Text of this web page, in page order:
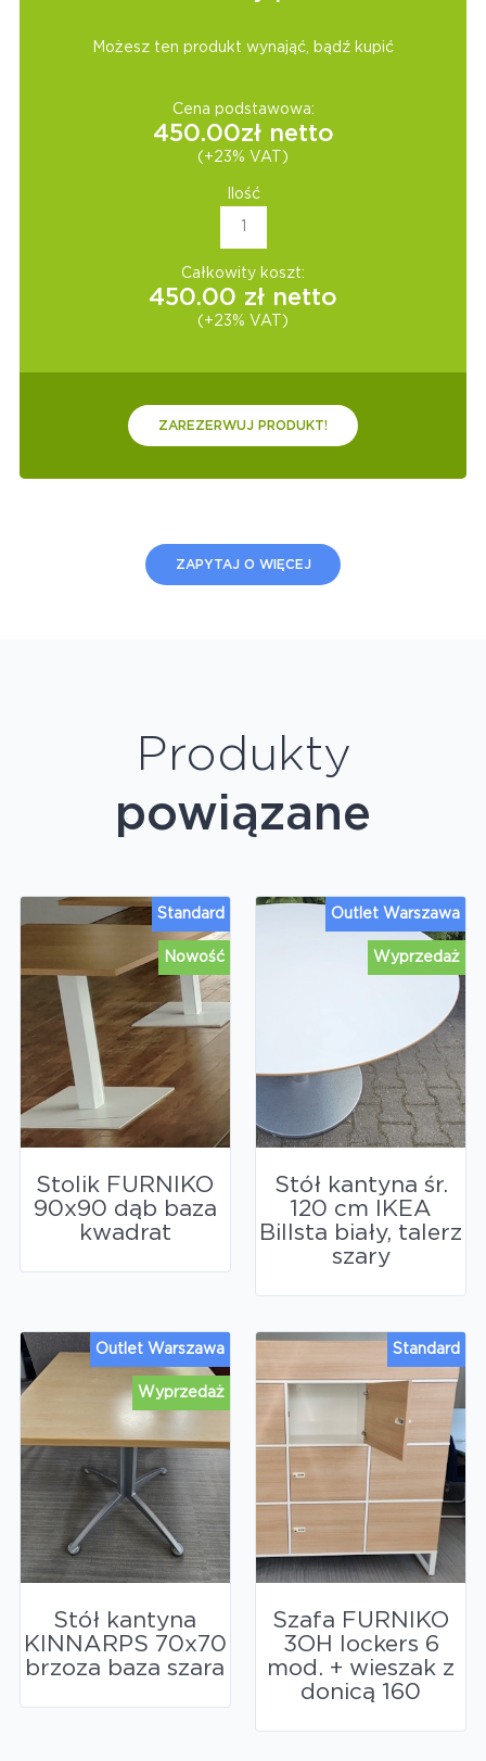
Możesz ten produkt wynająć, bądź kupić
Cena podstawowa:
450.00zł netto
(+23% VAT)
Ilość
Całkowity koszt:
450.00 zł netto
(+23% VAT)
ZAREZERWUJ PRODUKT!
ZAPYTAJ O WIĘCEJ
Produkty
powiązane
Nowość
Standard
Stolik FURNIKO
90x90 dąb baza
kwadrat
Wyprzedaż
Outlet Warszawa
Stół kantyna śr.
120 cm IKEA
Billsta biały, talerz
szary
Wyprzedaż
Outlet Warszawa
Stół kantyna
KINNARPS 70x70
brzoza baza szara
Standard
Szafa FURNIKO
3OH lockers 6
mod. + wieszak z
donicą 160